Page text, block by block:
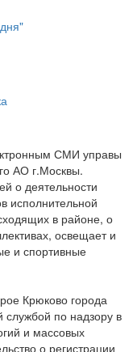
СМИ управы
АО г.Москвы.
о деятельности
исполнительной
в районе, о
освещает и
и спортивные
Крюково города
службой по надзору в
и массовых
о регистрации